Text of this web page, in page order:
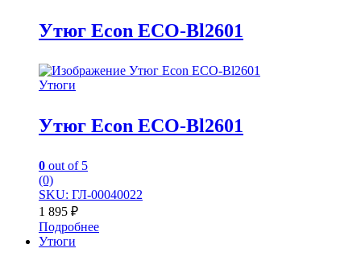
Утюг Econ ECO-Bl2601
Утюги
Утюг Econ ECO-Bl2601
0 out of 5
(0)
SKU: ГЛ-00040022
1 895 ₽
Подробнее
Утюги